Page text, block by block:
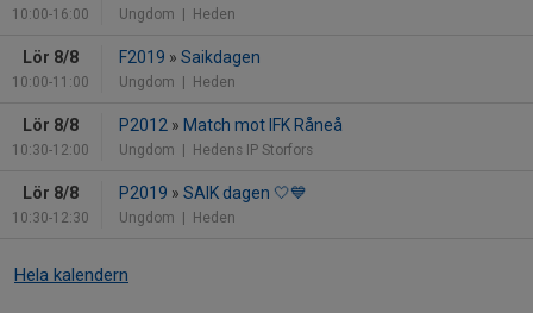
10:00-16:00 Ungdom | Heden
Lör 8/8
10:00-11:00
F2019 » Saikdagen
Ungdom | Heden
Lör 8/8
10:30-12:00
P2012 » Match mot IFK Råneå
Ungdom | Hedens IP Storfors
Lör 8/8
10:30-12:30
P2019 » SAIK dagen 🤍💙
Ungdom | Heden
Hela kalendern